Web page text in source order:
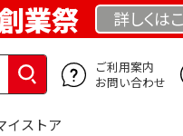
業祭 詳しくは
ご利用案内
お問い合わせ
イストア